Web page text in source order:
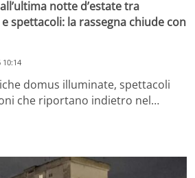
notte d’estate tra
spettacoli: la rassegna chiude con
10:14
domus illuminate, spettacoli
che riportano indietro nel…